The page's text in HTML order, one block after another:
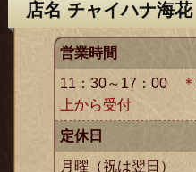
店名 チャイハナ海
営業時間
11：30～17：00
上から受付
定休日
月曜（祝は翌日）